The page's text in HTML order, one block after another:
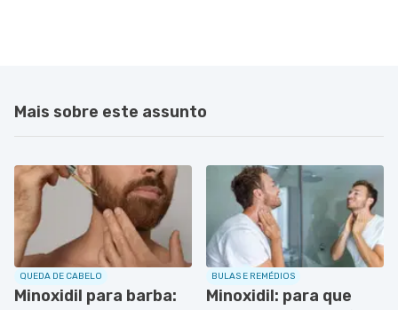
Mais sobre este assunto
QUEDA DE CABELO
Minoxidil para barba:
BULAS E REMÉDIOS
Minoxidil: para que